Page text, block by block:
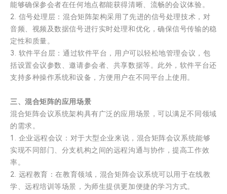
能够确保参会者在任何地点都能获得清晰、流畅的会议体验。
2. 信号处理层：混合矩阵架构采用了先进的信号处理技术，对
音频、视频及数据信号进行实时处理和优化，确保信号传输的稳
定性和质量。
3. 软件平台层：通过软件平台，用户可以轻松地管理会议，包
括设置会议参数、邀请参会者、共享数据等。此外，软件平台还
支持多种操作系统和设备，方便用户在不同平台上使用。
三、混合矩阵的应用场景
混合矩阵会议系统架构具有广泛的应用场景，可以满足不同领域
的需求。
1. 企业远程会议：对于大型企业来说，混合矩阵会议系统能够
实现不同部门、分支机构之间的远程沟通与协作，提高工作效
率。
2. 远程教育：在教育领域，混合矩阵会议系统可以用于在线教
学、远程培训等场景，为师生提供更加便捷的学习方式。